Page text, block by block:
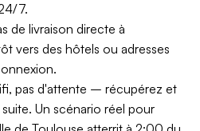
7.
de livraison directe à
vers des hôtels ou adresses
pas d'attente – récupérez et
Un scénario réel pour